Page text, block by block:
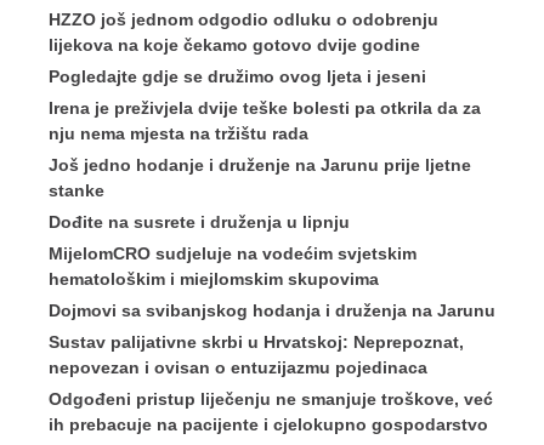
HZZO još jednom odgodio odluku o odobrenju
lijekova na koje čekamo gotovo dvije godine
Pogledajte gdje se družimo ovog ljeta i jeseni
Irena je preživjela dvije teške bolesti pa otkrila da za
nju nema mjesta na tržištu rada
Još jedno hodanje i druženje na Jarunu prije ljetne
stanke
Dođite na susrete i druženja u lipnju
MijelomCRO sudjeluje na vodećim svjetskim
hematološkim i miejlomskim skupovima
Dojmovi sa svibanjskog hodanja i druženja na Jarunu
Sustav palijativne skrbi u Hrvatskoj: Neprepoznat,
nepovezan i ovisan o entuzijazmu pojedinaca
Odgođeni pristup liječenju ne smanjuje troškove, već
ih prebacuje na pacijente i cjelokupno gospodarstvo